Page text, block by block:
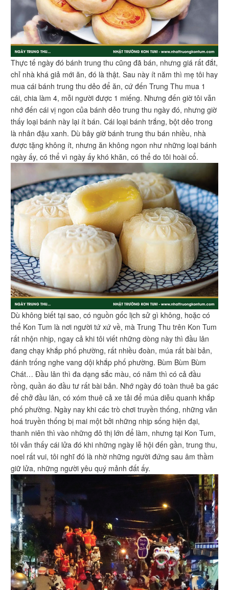
Thực tế ngày đó bánh trung thu cũng đã bán, nhưng giá rất đắt,
chỉ nhà khá giả mới ăn, đó là thật. Sau này ít năm thì mẹ tôi hay
mua cái bánh trung thu dẻo để ăn, cứ đến Trung Thu mua 1
cái, chia làm 4, mỗi người được 1 miếng. Nhưng đến giờ tôi vẫn
nhớ đến cái vị ngon của bánh dẻo trung thu ngày đó, nhưng giờ
thấy loại bánh này lại ít bán. Cái loại bánh trắng, bột dẻo trong
là nhân đậu xanh. Dù bây giờ bánh trung thu bán nhiều, nhà
được tặng không ít, nhưng ăn không ngon như những loại bánh
ngày ấy, có thể vì ngày ấy khó khăn, có thể do tôi hoài cổ.
Dù không biết tại sao, có nguồn gốc lịch sử gì không, hoặc có
thể Kon Tum là nơi người tứ xứ về, mà Trung Thu trên Kon Tum
rất nhộn nhịp, ngay cả khi tôi viết những dòng này thì đầu lân
đang chạy khắp phố phường, rất nhiều đoàn, múa rất bài bản,
đánh trống nghe vang dội khắp phố phường. Bùm Bùm Bùm
Chát… Đầu lân thì đa dạng sắc màu, có năm thì có cả đầu
rồng, quần áo đầu tư rất bài bản. Nhớ ngày đó toàn thuê ba gác
để chở đầu lân, có xóm thuê cả xe tải để múa diễu quanh khắp
phố phường. Ngày nay khi các trò chơi truyền thống, những văn
hoá truyền thống bị mai một bởi những nhịp sống hiện đại,
thanh niên thì vào những đô thị lớn để làm, nhưng tại Kon Tum,
tôi vẫn thấy cái lửa đó khi những ngày lễ hội đến gần, trung thu,
noel rất vui, tôi nghĩ đó là nhờ những người đứng sau âm thầm
giữ lửa, những người yêu quý mảnh đất ấy.